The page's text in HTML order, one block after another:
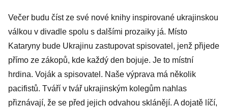
může nastat
průlom?
Večer budu číst ze své nové knihy inspirované ukrajinskou
válkou v divadle spolu s dalšími prozaiky já. Místo
Kataryny bude Ukrajinu zastupovat spisovatel, jenž přijede
přímo ze zákopů, kde každý den bojuje. Je to místní
hrdina. Voják a spisovatel. Naše výprava má několik
pacifistů. Tváří v tvář ukrajinským kolegům nahlas
přiznávají, že se před jejich odvahou sklánějí. A dojatě líčí,